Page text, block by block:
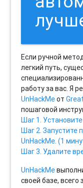
Если ручной
легкий путь,
работу за вас. Я
UnHackMeот
пошаговой
Шаг 1.
Шаг 2. Запустите
UnHackMe. (1
Шаг 3. Удалите
UnHackMe
своей базе, всего